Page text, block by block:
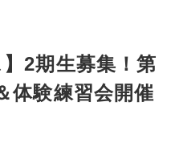
2期生募集！第
体験練習会開催